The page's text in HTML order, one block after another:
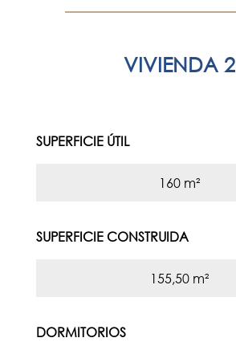
VIVIENDA 2
SUPERFICIE ÚTIL
160 m²
SUPERFICIE CONSTRUIDA
155,50 m²
DORMITORIOS